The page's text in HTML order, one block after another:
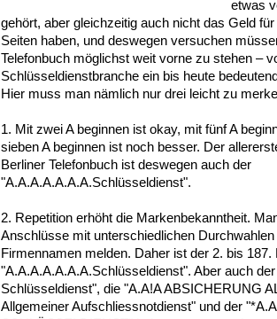
etwas
gehört, aber gleichzeitig auch nicht das Geld
Seiten haben, und deswegen versuchen
Telefonbuch möglichst weit vorne zu stehen –
Schlüsseldienstbranche ein bis heute
Hier muss man nämlich nur drei leicht zu
1. Mit zwei A beginnen ist okay, mit fünf A
sieben A beginnen ist noch besser. Der
Berliner Telefonbuch ist deswegen auch der
"A.A.A.A.A.A.A.Schlüsseldienst".
2. Repetition erhöht die Markenbekanntheit.
Anschlüsse mit unterschiedlichen
Firmennamen melden. Daher ist der 2. bis 187.
"A.A.A.A.A.A.A.Schlüsseldienst". Aber auch
Schlüsseldienst", die "A.A!A ABSICHERUNG
Allgemeiner Aufschliessnotdienst" und der